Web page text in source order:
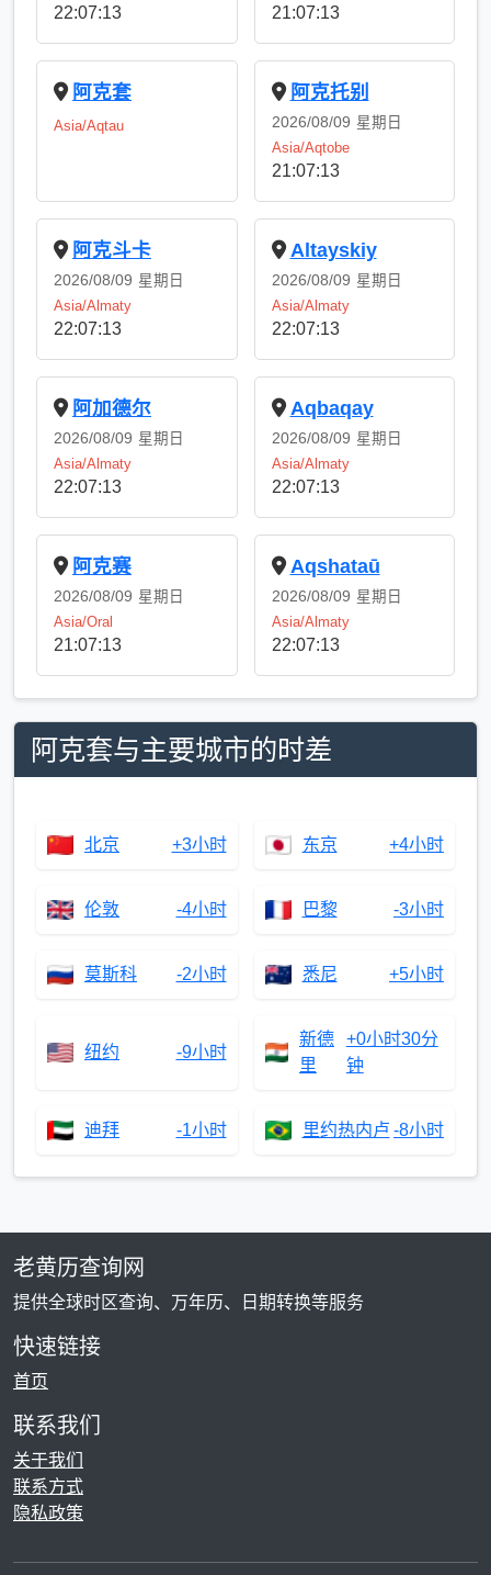
22:07:14 21:07:14
阿克套
Asia/Aqtau
阿克托别
2026/08/09 星期日
Asia/Aqtobe
21:07:14
阿克斗卡
2026/08/09 星期日
Asia/Almaty
22:07:14
Altayskiy
2026/08/09 星期日
Asia/Almaty
22:07:14
阿加德尔
2026/08/09 星期日
Asia/Almaty
22:07:14
Aqbaqay
2026/08/09 星期日
Asia/Almaty
22:07:14
阿克赛
2026/08/09 星期日
Asia/Oral
21:07:14
Aqshataū
2026/08/09 星期日
Asia/Almaty
22:07:14
阿克套与主要城市的时差
北京 +3小时 东京 +4小时
伦敦 -4小时 巴黎 -3小时
莫斯科 -2小时 悉尼 +5小时
纽约 -9小时
新德
里
+0小时30分
钟
迪拜 -1小时 里约热内卢 -8小时
老黄历查询网
提供全球时区查询、万年历、日期转换等服务
快速链接
首页
联系我们
关于我们
联系方式
隐私政策